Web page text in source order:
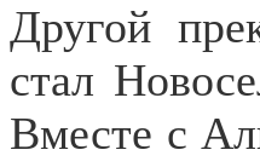
Другой
стал
Вместе с